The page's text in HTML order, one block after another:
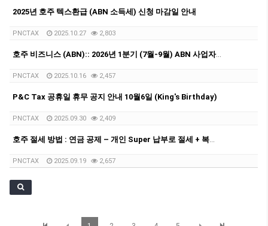
2025년 호주 텍스환급 (ABN 소득세) 신청 마감일 안내
PNCTAX 2025.10.27 2,803
호주 비즈니스 (ABN):: 2026년 1분기 (7월-9월) ABN 사업자 GST/BAS 신청 마감일 안내
PNCTAX 2025.10.16 2,457
P&C Tax 공휴일 휴무 공지 안내 10월6일 (King's Birthday)
PNCTAX 2025.09.30 2,409
호주 절세 방법 : 연금 공제 – 개인 Super 납부로 절세 + 복리 투자 효과
PNCTAX 2025.09.19 2,657